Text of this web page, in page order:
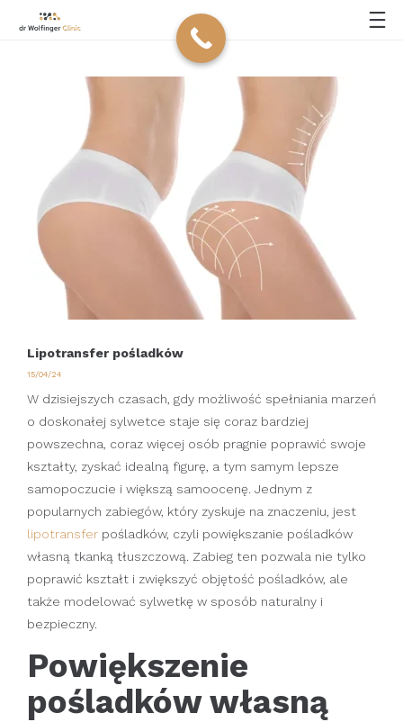
Lipotransfer pośladków
15/04/24
W dzisiejszych czasach, gdy możliwość spełniania marzeń
o doskonałej sylwetce staje się coraz bardziej
powszechna, coraz więcej osób pragnie poprawić swoje
kształty, zyskać idealną figurę, a tym samym lepsze
samopoczucie i większą samoocenę. Jednym z
popularnych zabiegów, który zyskuje na znaczeniu, jest
lipotransfer pośladków, czyli powiększanie pośladków
własną tkanką tłuszczową. Zabieg ten pozwala nie tylko
poprawić kształt i zwiększyć objętość pośladków, ale
także modelować sylwetkę w sposób naturalny i
bezpieczny.
Powiększenie
pośladków własną